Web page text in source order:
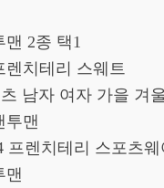
맨 2종 택1
렌치테리 스웨트
남자 여자 가을 겨
투맨
프렌치테리 스포츠
맨